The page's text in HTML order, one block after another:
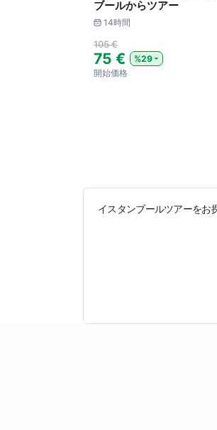
ブールからツアー
14時間
105 €
75 €
%29
開始価格
イスタンブールツアーをお